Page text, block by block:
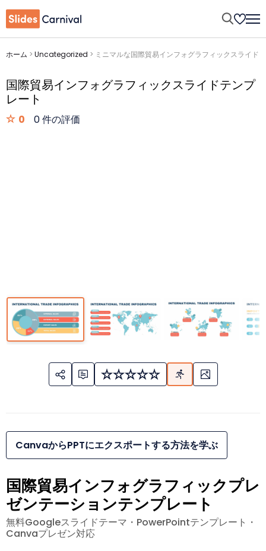
ホーム > Uncategorized > ミニマルな国際貿易インフォグラフィックスライド
国際貿易インフォグラフィックスライドテンプ
レート
0 0 件の評価
CanvaからPPTにエクスポートする方法を学ぶ
国際貿易インフォグラフィックプレ
ゼンテーションテンプレート
無料Googleスライドテーマ・PowerPointテンプレート・
Canvaプレゼン対応